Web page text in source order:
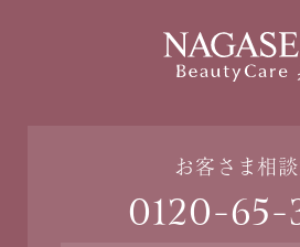
お客さま相
0120-65-